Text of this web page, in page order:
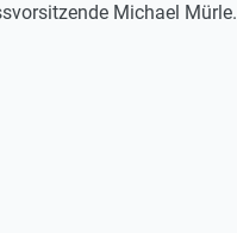
Michael Mürle.